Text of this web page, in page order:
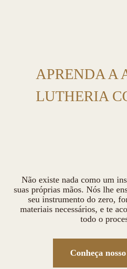
APRENDA A
LUTHERIA
Não existe nada como um
suas próprias mãos. Nós lhe
seu instrumento do zero,
materiais necessários, e te
todo o
Conheça